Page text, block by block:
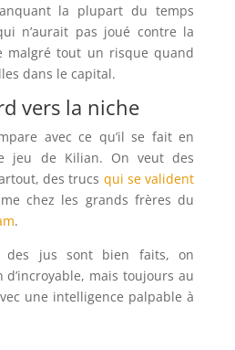
la plupart du temps
n’aurait pas joué contre la
malgré tout un risque quand
dans le capital.
vers la niche
avec ce qu’il se fait en
jeu de Kilian. On veut des
des trucs qui se valident
chez les grands frères du
.
des jus sont bien faits, on
d’incroyable, mais toujours au
une intelligence palpable à